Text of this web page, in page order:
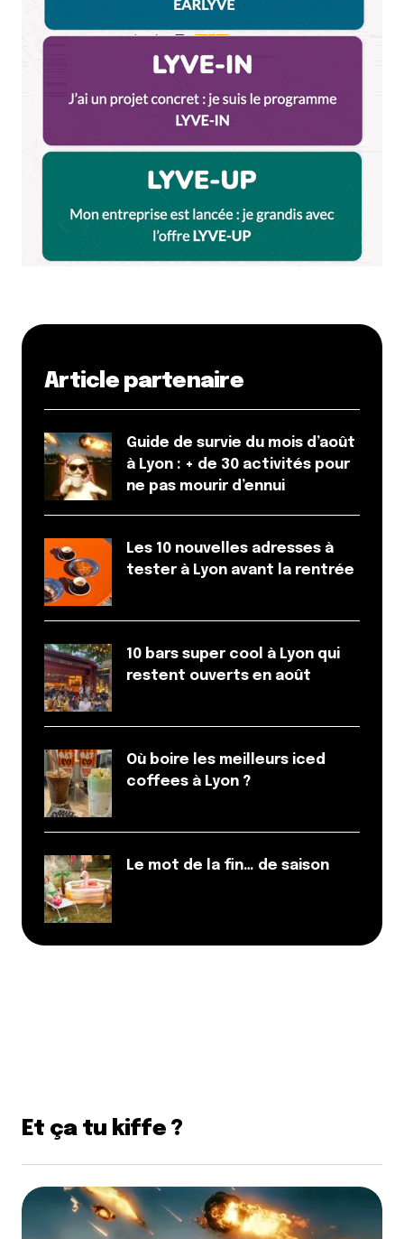
Enregistrer mon nom, mon e-mail et mon site dans le
Et bim !
Article partenaire
Guide de survie du mois d’août
à Lyon : + de 30 activités pour
ne pas mourir d’ennui
Les 10 nouvelles adresses à
tester à Lyon avant la rentrée
10 bars super cool à Lyon qui
restent ouverts en août
Où boire les meilleurs iced
coffees à Lyon ?
Le mot de la fin… de saison
Et ça tu kiffe ?